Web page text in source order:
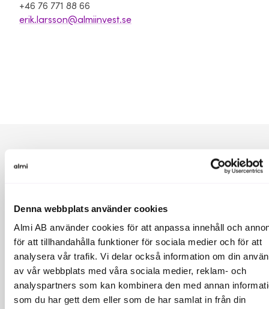
Denna webbplats använder cookies
Almi AB använder cookies för att anpassa innehåll och
för att tillhandahålla funktioner för sociala medier och för att
analysera vår trafik. Vi delar också information om din
av vår webbplats med våra sociala medier, reklam- och
analyspartners som kan kombinera den med annan
som du har gett dem eller som de har samlat in från din
+46 76 771 88 66
erik.larsson@almiinvest.se
Om Almi:
Vi gör investeringar i hela landet via 7 regionala
riskkapitalbolag och ett nationellt riskkapitalbolag inom
GreenTech. Almi Invest förvaltar cirka 3,5 miljarder kronor
och har sedan start investerat i ca 1 000 startups. Våra
bästa innehav har förvärvats av bl a Google, Microsoft,
Qlik och Apple eller noterats på olika börser. Almi Invest är
ett riskkapitalbolag inom Almi-koncernen och
medfinansieras av Europeiska unionen.